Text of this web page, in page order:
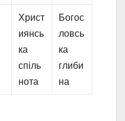
Христ
иянсь
ка
спіль
нота
Богос
ловсь
ка
глиби
на